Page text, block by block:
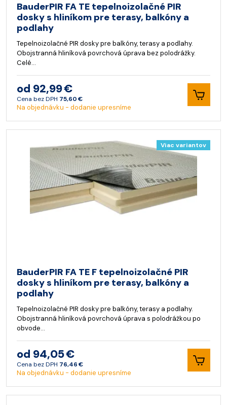
BauderPIR FA TE tepelnoizolačné PIR
dosky s hliníkom pre terasy, balkóny a
podlahy
Tepelnoizolačné PIR dosky pre balkóny, terasy a podlahy.
Obojstranná hliníková povrchová úprava bez polodrážky.
Celé…
od 92,99 €
Cena bez DPH 75,60 €
Na objednávku - dodanie upresníme
Viac variantov
BauderPIR FA TE F tepelnoizolačné PIR
dosky s hliníkom pre terasy, balkóny a
podlahy
Tepelnoizolačné PIR dosky pre balkóny, terasy a podlahy.
Obojstranná hliníková povrchová úprava s polodrážkou po
obvode…
od 94,05 €
Cena bez DPH 76,46 €
Na objednávku - dodanie upresníme